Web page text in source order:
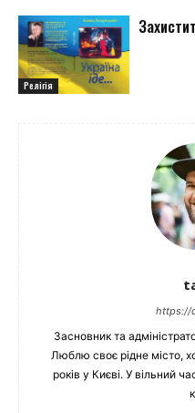
Релігія
https://
Засновник та
Люблю своє рідне місто,
років у Києві. У вільний